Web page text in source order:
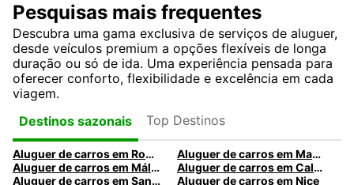
Pesquisas mais frequentes
Descubra uma gama exclusiva de serviços de aluguer,
desde veículos premium a opções flexíveis de longa
duração ou só de ida. Uma experiência pensada para
oferecer conforto, flexibilidade e excelência em cada
viagem.
Destinos sazonais
Top Destinos
Aluguer de carros em Roma
Aluguer de carros em Madrid
Aluguer de carros em Málaga
Aluguer de carros em Caldas da Rainha
Aluguer de carros em Santa Maria da Feira
Aluguer de carros em Nice